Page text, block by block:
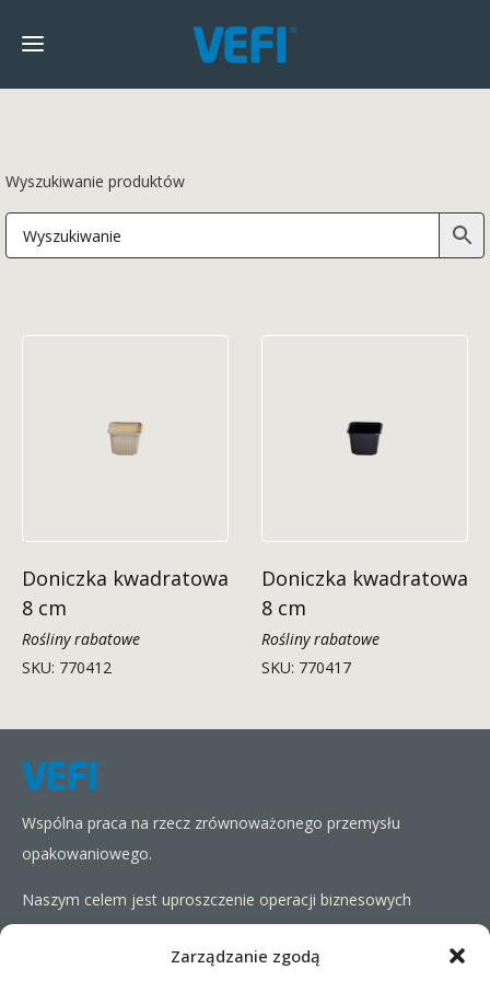
Zarządzanie zgodą
Wyszukiwanie produktów
Doniczka kwadratowa
8 cm
Rośliny rabatowe
SKU: 770412
Doniczka kwadratowa
8 cm
Rośliny rabatowe
SKU: 770417
Wspólna praca na rzecz zrównoważonego przemysłu
opakowaniowego.
Naszym celem jest uproszczenie operacji biznesowych
naszych klientów, promowanie zrównoważonego rozwoju i
zwiększanie rentowności poprzez dostarczanie im